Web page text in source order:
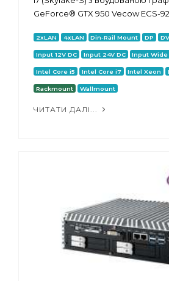
GeForce® GTX 950 Vecow ECS-
2xLAN 4xLAN Din-Rail Mount DP
Input 12V DC Input 24V DC Input Wide
Intel Core i5 Intel Core i7 Intel Xeon
Rackmount Wallmount
ЧИТАТИ ДАЛІ...